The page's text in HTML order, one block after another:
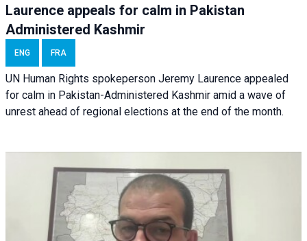
Laurence appeals for calm in Pakistan
Administered Kashmir
ENG FRA
UN Human Rights spokeperson Jeremy Laurence appealed
for calm in Pakistan-Administered Kashmir amid a wave of
unrest ahead of regional elections at the end of the month.